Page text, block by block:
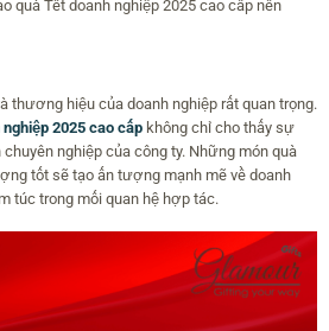
quà Tết doanh nghiệp 2025 cao cấp nên
thương hiệu của doanh nghiệp rất quan trọng.
2025 cao cấpkhông chỉ cho thấy sự
nghiệp của công ty. Những món quà
tốt sẽ tạo ấn tượng mạnh mẽ về doanh
túc trong mối quan hệ hợp tác.